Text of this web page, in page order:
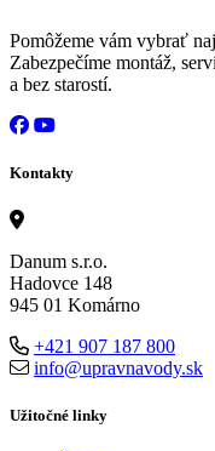
Pomôžeme vám vybrať
Zabezpečíme montáž,
a bez starostí.
Kontakty
Danum s.r.o.
Hadovce 148
945 01 Komárno
+421 907 187 800
info@upravnavody.sk
Užitočné linky